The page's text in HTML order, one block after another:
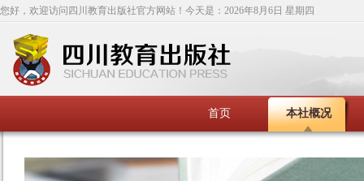
您好，欢迎访问四川教育出版社官方网站！今天是： 2026年8月6日 星期四
首页 本社概况